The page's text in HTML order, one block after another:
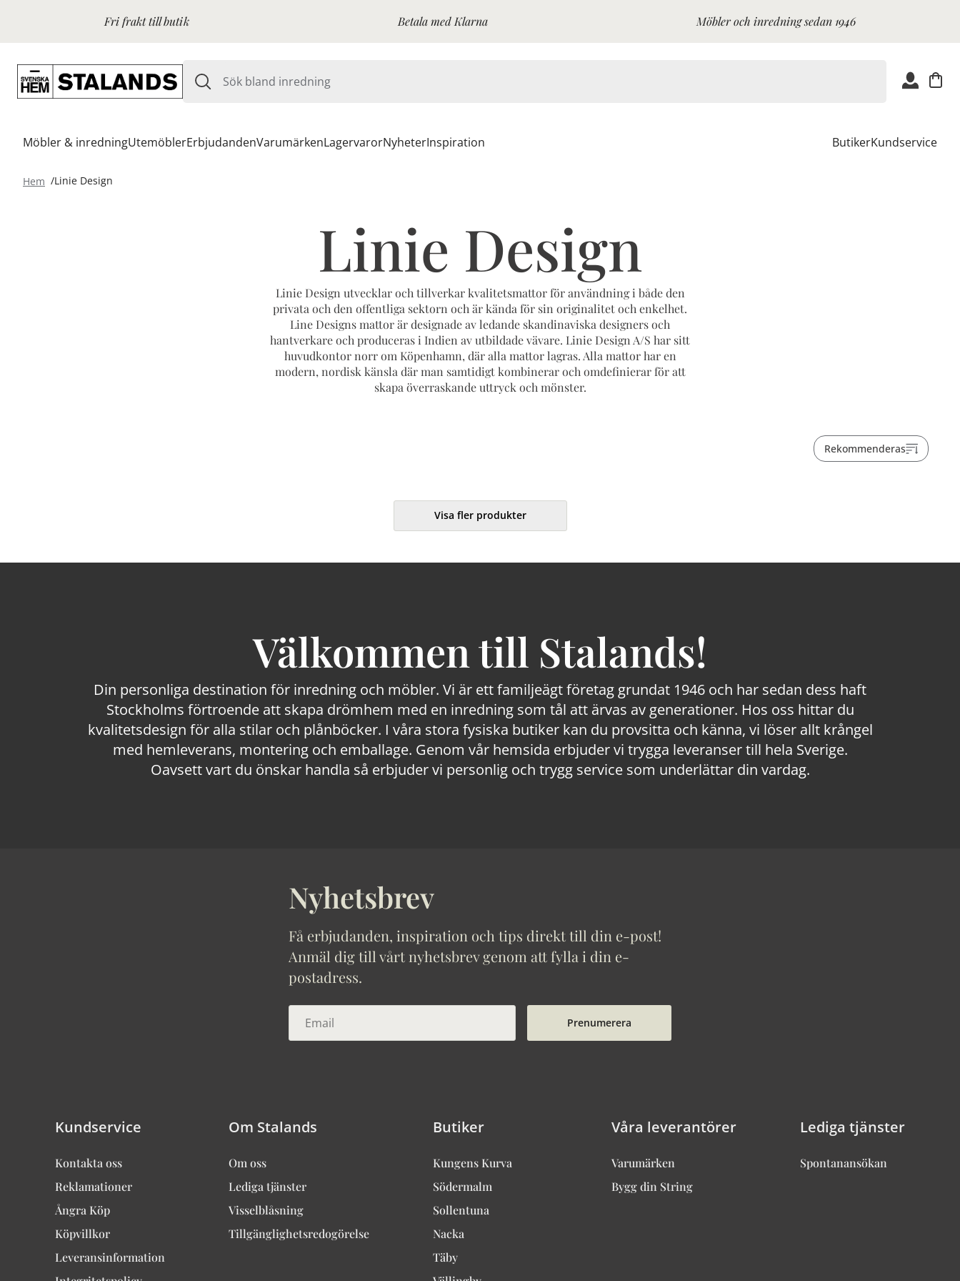
Fri frakt till butik Betala med Klarna Möbler och inredning sedan 1946
Möbler & inredningUtemöblerErbjudandenVarumärkenLagervarorNyheterInspiration ButikerKundservice
Hem Linie Design
Linie Design
Linie Design utvecklar och tillverkar kvalitetsmattor för användning i både den
privata och den offentliga sektorn och är kända för sin originalitet och enkelhet.
Line Designs mattor är designade av ledande skandinaviska designers och
hantverkare och produceras i Indien av utbildade vävare. Linie Design A/S har sitt
huvudkontor norr om Köpenhamn, där alla mattor lagras. Alla mattor har en
modern, nordisk känsla där man samtidigt kombinerar och omdefinierar för att
skapa överraskande uttryck och mönster.
Rekommenderas
Visa fler produkter
Välkommen till Stalands!
Din personliga destination för inredning och möbler. Vi är ett familjeägt företag grundat 1946 och har sedan dess haft
Stockholms förtroende att skapa drömhem med en inredning som tål att ärvas av generationer. Hos oss hittar du
kvalitetsdesign för alla stilar och plånböcker. I våra stora fysiska butiker kan du provsitta och känna, vi löser allt krångel
med hemleverans, montering och emballage. Genom vår hemsida erbjuder vi trygga leveranser till hela Sverige.
Oavsett vart du önskar handla så erbjuder vi personlig och trygg service som underlättar din vardag.
Nyhetsbrev
Få erbjudanden, inspiration och tips direkt till din e-post!
Anmäl dig till vårt nyhetsbrev genom att fylla i din e-
postadress.
Prenumerera
Kundservice
Kontakta oss
Reklamationer
Ångra Köp
Köpvillkor
Leveransinformation
Om Stalands
Om oss
Lediga tjänster
Visselblåsning
Tillgänglighetsredogörelse
Butiker
Kungens Kurva
Södermalm
Sollentuna
Nacka
Täby
Våra leverantörer
Varumärken
Bygg din String
Lediga tjänster
Spontanansökan